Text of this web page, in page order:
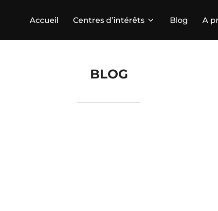
Accueil Centres d’intérêts Blog A
BLOG